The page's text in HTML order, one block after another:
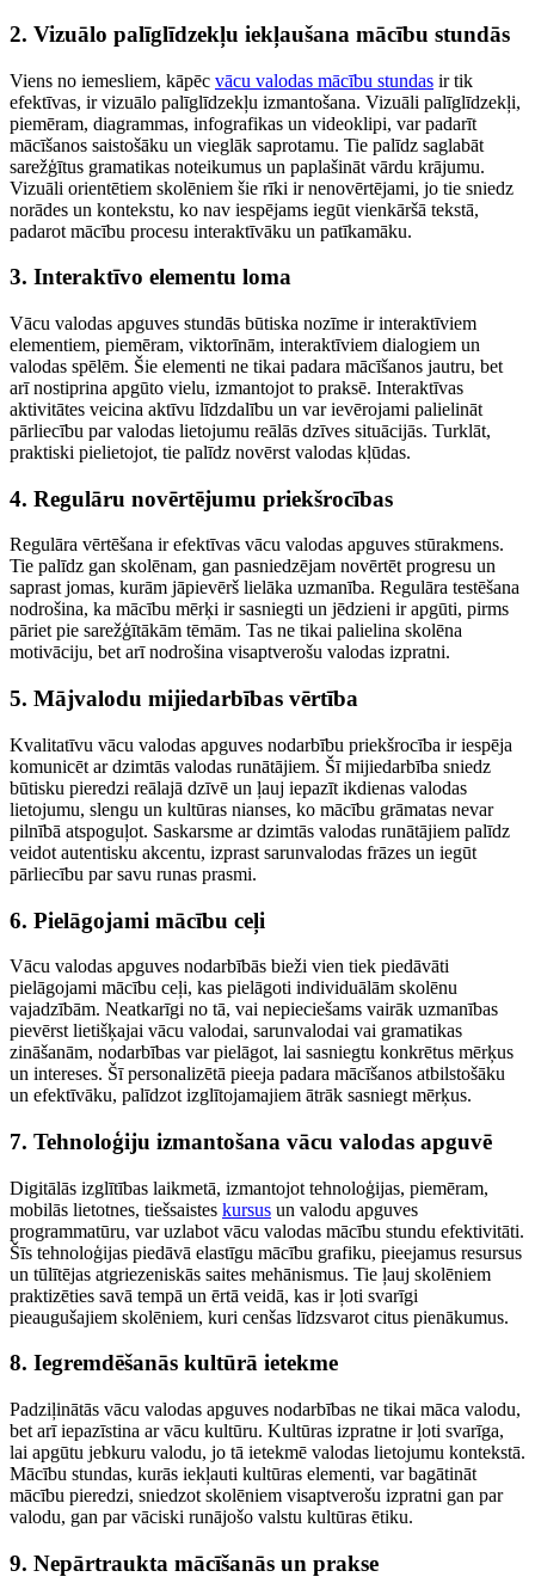
2. Vizuālo palīglīdzekļu iekļaušana mācību stundās
Viens no iemesliem, kāpēc vācu valodas mācību stundas ir tik
efektīvas, ir vizuālo palīglīdzekļu izmantošana. Vizuāli palīglīdzekļi,
piemēram, diagrammas, infografikas un videoklipi, var padarīt
mācīšanos saistošāku un vieglāk saprotamu. Tie palīdz saglabāt
sarežģītus gramatikas noteikumus un paplašināt vārdu krājumu.
Vizuāli orientētiem skolēniem šie rīki ir nenovērtējami, jo tie sniedz
norādes un kontekstu, ko nav iespējams iegūt vienkāršā tekstā,
padarot mācību procesu interaktīvāku un patīkamāku.
3. Interaktīvo elementu loma
Vācu valodas apguves stundās būtiska nozīme ir interaktīviem
elementiem, piemēram, viktorīnām, interaktīviem dialogiem un
valodas spēlēm. Šie elementi ne tikai padara mācīšanos jautru, bet
arī nostiprina apgūto vielu, izmantojot to praksē. Interaktīvas
aktivitātes veicina aktīvu līdzdalību un var ievērojami palielināt
pārliecību par valodas lietojumu reālās dzīves situācijās. Turklāt,
praktiski pielietojot, tie palīdz novērst valodas kļūdas.
4. Regulāru novērtējumu priekšrocības
Regulāra vērtēšana ir efektīvas vācu valodas apguves stūrakmens.
Tie palīdz gan skolēnam, gan pasniedzējam novērtēt progresu un
saprast jomas, kurām jāpievērš lielāka uzmanība. Regulāra testēšana
nodrošina, ka mācību mērķi ir sasniegti un jēdzieni ir apgūti, pirms
pāriet pie sarežģītākām tēmām. Tas ne tikai palielina skolēna
motivāciju, bet arī nodrošina visaptverošu valodas izpratni.
5. Mājvalodu mijiedarbības vērtība
Kvalitatīvu vācu valodas apguves nodarbību priekšrocība ir iespēja
komunicēt ar dzimtās valodas runātājiem. Šī mijiedarbība sniedz
būtisku pieredzi reālajā dzīvē un ļauj iepazīt ikdienas valodas
lietojumu, slengu un kultūras nianses, ko mācību grāmatas nevar
pilnībā atspoguļot. Saskarsme ar dzimtās valodas runātājiem palīdz
veidot autentisku akcentu, izprast sarunvalodas frāzes un iegūt
pārliecību par savu runas prasmi.
6. Pielāgojami mācību ceļi
Vācu valodas apguves nodarbībās bieži vien tiek piedāvāti
pielāgojami mācību ceļi, kas pielāgoti individuālām skolēnu
vajadzībām. Neatkarīgi no tā, vai nepieciešams vairāk uzmanības
pievērst lietišķajai vācu valodai, sarunvalodai vai gramatikas
zināšanām, nodarbības var pielāgot, lai sasniegtu konkrētus mērķus
un intereses. Šī personalizētā pieeja padara mācīšanos atbilstošāku
un efektīvāku, palīdzot izglītojamajiem ātrāk sasniegt mērķus.
7. Tehnoloģiju izmantošana vācu valodas apguvē
Digitālās izglītības laikmetā, izmantojot tehnoloģijas, piemēram,
mobilās lietotnes, tiešsaistes kursus un valodu apguves
programmatūru, var uzlabot vācu valodas mācību stundu efektivitāti.
Šīs tehnoloģijas piedāvā elastīgu mācību grafiku, pieejamus resursus
un tūlītējas atgriezeniskās saites mehānismus. Tie ļauj skolēniem
praktizēties savā tempā un ērtā veidā, kas ir ļoti svarīgi
pieaugušajiem skolēniem, kuri cenšas līdzsvarot citus pienākumus.
8. Iegremdēšanās kultūrā ietekme
Padziļinātās vācu valodas apguves nodarbības ne tikai māca valodu,
bet arī iepazīstina ar vācu kultūru. Kultūras izpratne ir ļoti svarīga,
lai apgūtu jebkuru valodu, jo tā ietekmē valodas lietojumu kontekstā.
Mācību stundas, kurās iekļauti kultūras elementi, var bagātināt
mācību pieredzi, sniedzot skolēniem visaptverošu izpratni gan par
valodu, gan par vāciski runājošo valstu kultūras ētiku.
9. Nepārtraukta mācīšanās un prakse